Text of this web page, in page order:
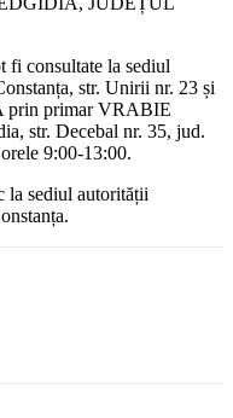
consultate la sediul
str. Unirii nr. 23 și
primar VRABIE
str. Decebal nr. 35, jud.
9:00-13:00.
la sediul autorității